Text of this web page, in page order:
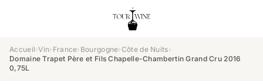
Accueil›Vin› France› Bourgogne›Côte de Nuits›
Domaine Trapet Père et Fils Chapelle-Chambertin Grand Cru 2016
0,75L